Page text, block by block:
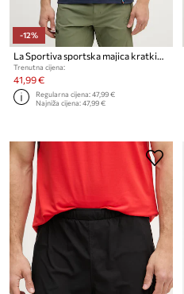
-12%
La Sportiva sportska majica kratkih rukava za muškarce od pamuka Solution
Trenutna cijena:
41,99 €
Regularna cijena:47,99 €
Najniža cijena:47,99 €